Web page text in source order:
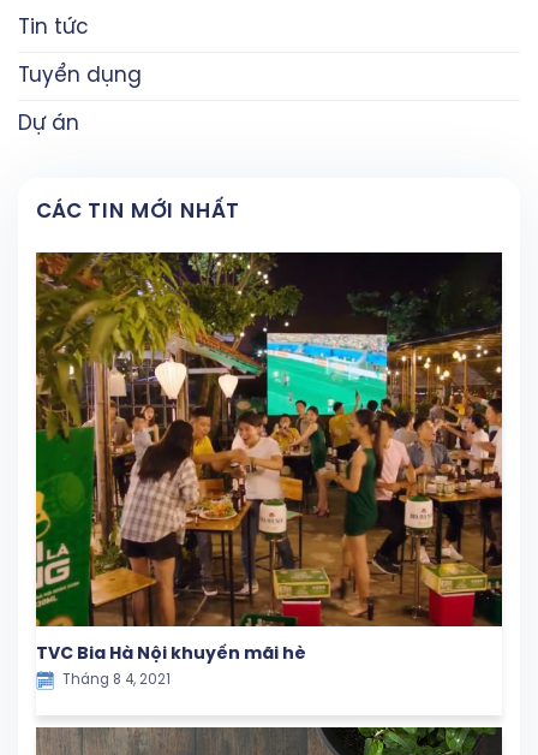
Tin tức
Tuyển dụng
Dự án
CÁC TIN MỚI NHẤT
TVC Bia Hà Nội khuyến mãi hè
Tháng 8 4, 2021